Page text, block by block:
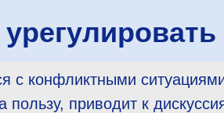
с конфликтными
пользу, приводит к